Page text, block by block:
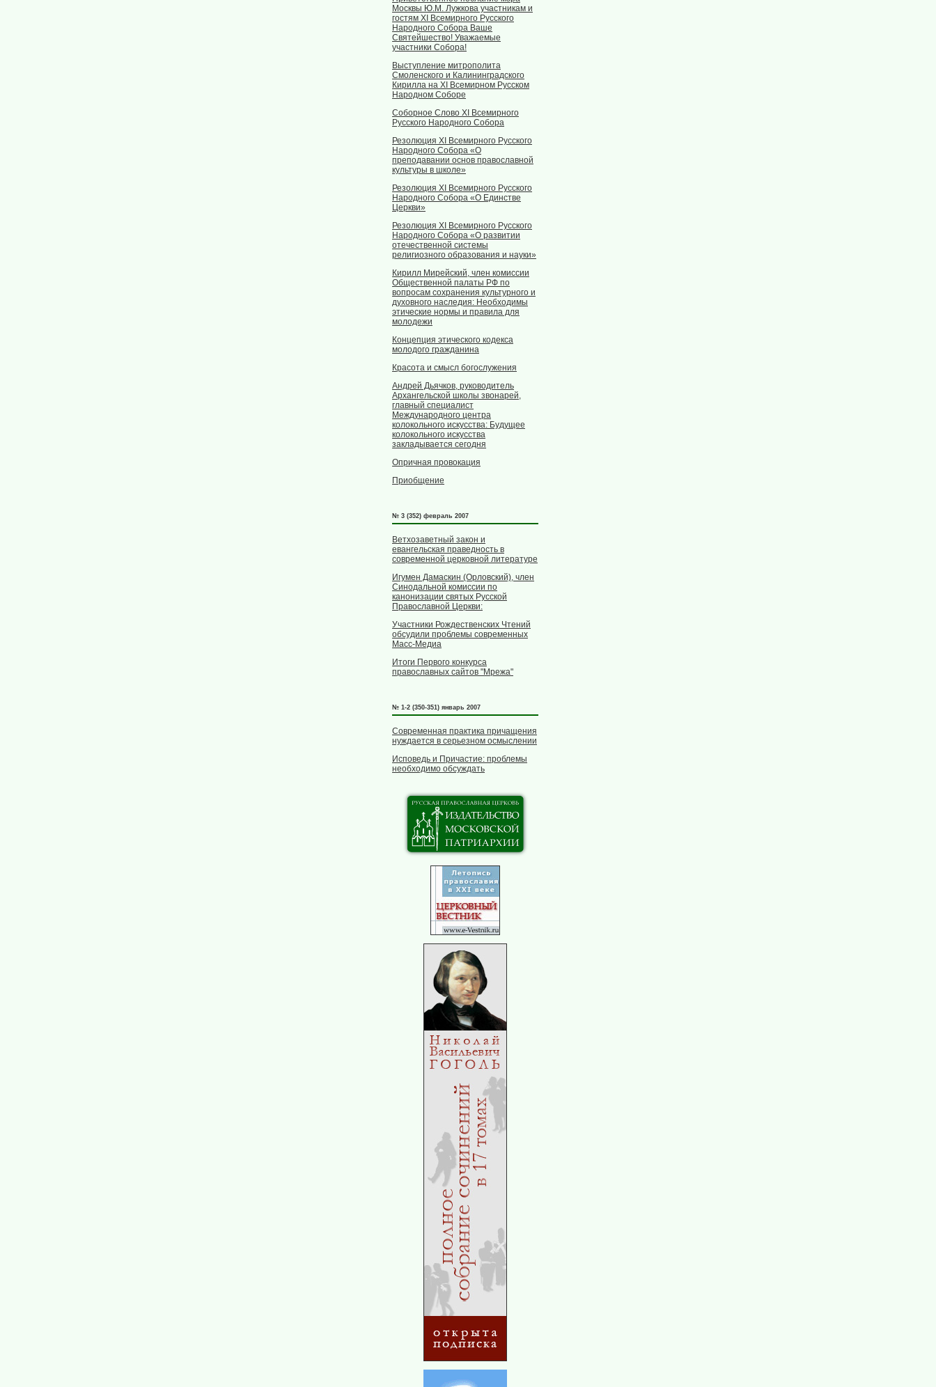
Москвы Ю.М. Лужкова участникам и
гостям XI Всемирного Русского
Народного Собора Ваше
Святейшество! Уважаемые
участники Собора!
Выступление митрополита
Смоленского и Калининградского
Кирилла на XI Всемирном Русском
Народном Соборе
Соборное Слово XI Всемирного
Русского Народного Собора
Резолюция XI Всемирного Русского
Народного Собора «О
преподавании основ православной
культуры в школе»
Резолюция XI Всемирного Русского
Народного Собора «О Единстве
Церкви»
Резолюция XI Всемирного Русского
Народного Собора «О развитии
отечественной системы
религиозного образования и науки»
Кирилл Мирейский, член комиссии
Общественной палаты РФ по
вопросам сохранения культурного и
духовного наследия: Необходимы
этические нормы и правила для
молодежи
Концепция этического кодекса
молодого гражданина
Красота и смысл богослужения
Андрей Дьячков, руководитель
Архангельской школы звонарей,
главный специалист
Международного центра
колокольного искусства: Будущее
колокольного искусства
закладывается сегодня
Опричная провокация
Приобщение
№ 3 (352) февраль 2007
Ветхозаветный закон и
евангельская праведность в
современной церковной литературе
Игумен Дамаскин (Орловский), член
Синодальной комиссии по
канонизации святых Русской
Православной Церкви:
Участники Рождественских Чтений
обсудили проблемы современных
Масс-Медиа
Итоги Первого конкурса
православных сайтов "Мрежа"
№ 1-2 (350-351) январь 2007
Современная практика причащения
нуждается в серьезном осмыслении
Исповедь и Причастие: проблемы
необходимо обсуждать